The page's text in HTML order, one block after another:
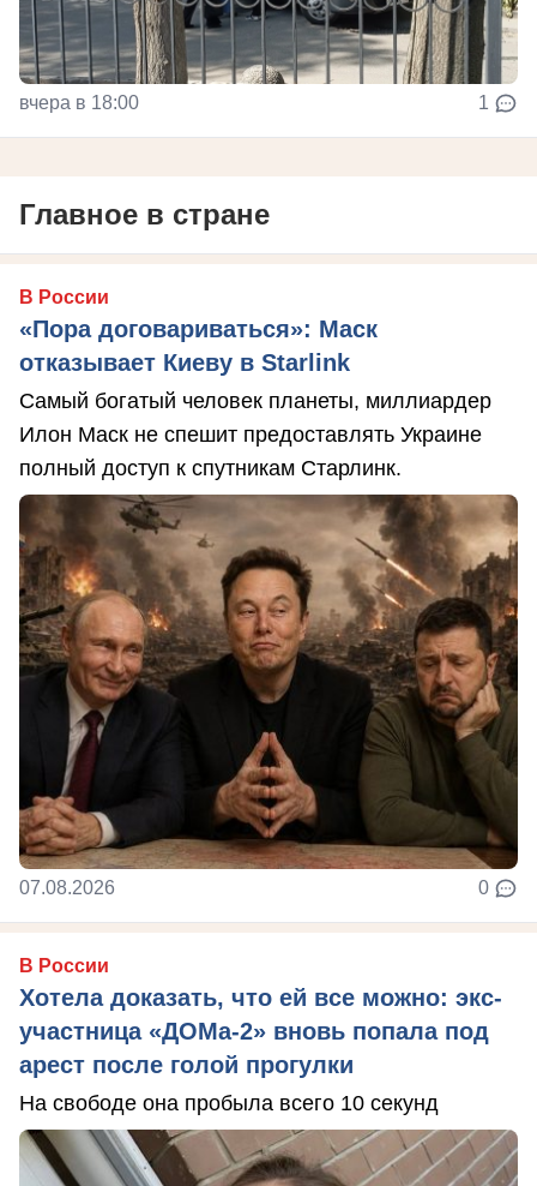
вчера в 18:00 1
Главное в стране
В России
«Пора договариваться»: Маск
отказывает Киеву в Starlink
Самый богатый человек планеты, миллиардер
Илон Маск не спешит предоставлять Украине
полный доступ к спутникам Старлинк.
07.08.2026 0
В России
Хотела доказать, что ей все можно: экс-
участница «ДОМа-2» вновь попала под
арест после голой прогулки
На свободе она пробыла всего 10 секунд